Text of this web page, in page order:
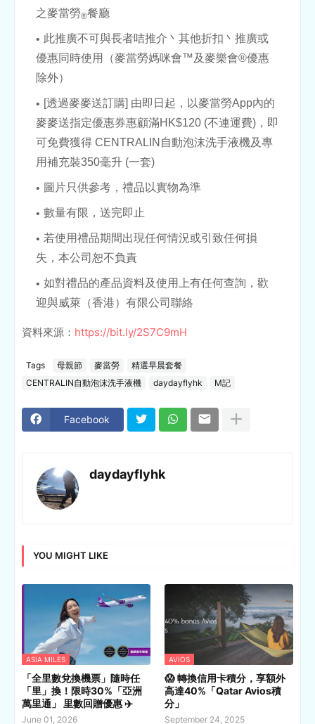
之麥當勞®餐廳
此推廣不可與長者咭推介丶其他折扣丶推廣或
優惠同時使用（麥當勞媽咪會™及麥樂會®優惠
除外）
[透過麥麥送訂購] 由即日起，以麥當勞App內的
麥麥送指定優惠券惠顧滿HK$120 (不連運費)，即
可免費獲得 CENTRALIN自動泡沫洗手液機及專
用補充裝350毫升 (一套)
圖片只供參考，禮品以實物為準
數量有限，送完即止
若使用禮品期間出現任何情況或引致任何損
失，本公司恕不負責
如對禮品的產品資料及使用上有任何查詢，歡
迎與威萊（香港）有限公司聯絡
資料來源： https://bit.ly/2S7C9mH
Tags 母親節 麥當勞
精選早晨套餐
CENTRALIN自動泡沫洗手液機
daydayflyhk M記
Facebook
daydayflyhk
YOU MIGHT LIKE
ASIA MILES
「全里數兌換機票」隨時任
「里」換！限時30%「亞洲
萬里通」 里數回贈優惠 ✈️
June 01, 2026
AVIOS
😱 轉換信用卡積分，享額外
高達40%「Qatar Avios積
分」
September 24, 2025